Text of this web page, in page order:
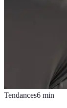
Tendances6 min